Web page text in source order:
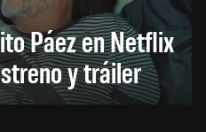
Páez en Netflix
y tráiler